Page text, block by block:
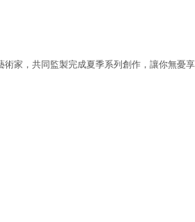
術家， 共同監製完成夏季系列創作，讓你無憂享